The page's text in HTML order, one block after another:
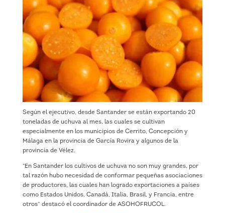
Según el ejecutivo, desde Santander se están exportando 20
toneladas de uchuva al mes, las cuales se cultivan
especialmente en los municipios de Cerrito, Concepción y
Málaga en la provincia de García Rovira y algunos de la
provincia de Vélez.
“En Santander los cultivos de uchuva no son muy grandes, por
tal razón hubo necesidad de conformar pequeñas asociaciones
de productores, las cuales han logrado exportaciones a países
como Estados Unidos, Canadá, Italia, Brasil, y Francia, entre
otros” destacó el coordinador de ASOHOFRUCOL.